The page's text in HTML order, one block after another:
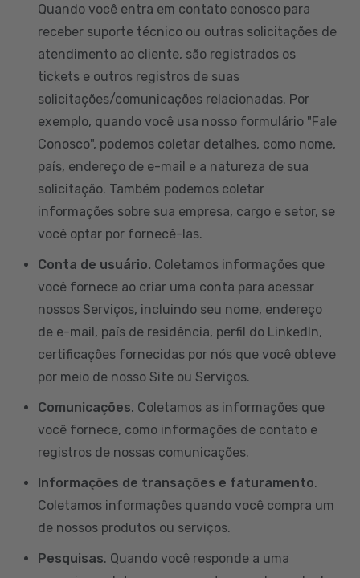
Quando você entra em contato conosco para
receber suporte técnico ou outras solicitações de
atendimento ao cliente, são registrados os
tickets e outros registros de suas
solicitações/comunicações relacionadas. Por
exemplo, quando você usa nosso formulário "Fale
Conosco", podemos coletar detalhes, como nome,
país, endereço de e-mail e a natureza de sua
solicitação. Também podemos coletar
informações sobre sua empresa, cargo e setor, se
você optar por fornecê-las.
Conta de usuário. Coletamos informações que
você fornece ao criar uma conta para acessar
nossos Serviços, incluindo seu nome, endereço
de e-mail, país de residência, perfil do LinkedIn,
certificações fornecidas por nós que você obteve
por meio de nosso Site ou Serviços.
Comunicações. Coletamos as informações que
você fornece, como informações de contato e
registros de nossas comunicações.
Informações de transações e faturamento.
Coletamos informações quando você compra um
de nossos produtos ou serviços.
Pesquisas. Quando você responde a uma